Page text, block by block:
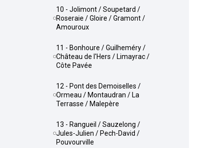
10 - Jolimont / Soupetard /
Roseraie / Gloire / Gramont /
Amouroux
11 - Bonhoure / Guilheméry /
Château de l'Hers / Limayrac /
Côte Pavée
12 - Pont des Demoiselles /
Ormeau / Montaudran / La
Terrasse / Malepère
13 - Rangueil / Sauzelong /
Jules-Julien / Pech-David /
Pouvourville